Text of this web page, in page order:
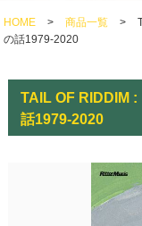
HOME > 商品一覧 >
の話1979-2020
TAIL OF RIDDIM
話1979-2020